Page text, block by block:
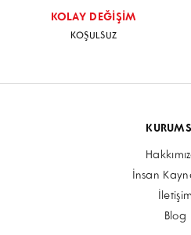
KOLAY DEĞİŞİM
KOŞULSUZ
İnsan
İletişim
Blog